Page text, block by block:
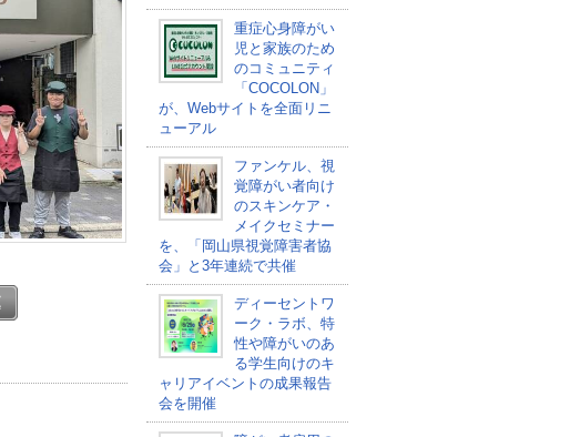
重症心身障がい
児と家族のため
のコミュニティ
「COCOLON」
が、Webサイトを全面リニ
ューアル
ファンケル、視
覚障がい者向け
のスキンケア・
メイクセミナー
を、「岡山県視覚障害者協
会」と3年連続で共催
ディーセントワ
ーク・ラボ、特
性や障がいのあ
る学生向けのキ
ャリアイベントの成果報告
会を開催